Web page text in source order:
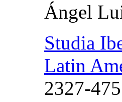
Ángel
Studia
Latin
2327-